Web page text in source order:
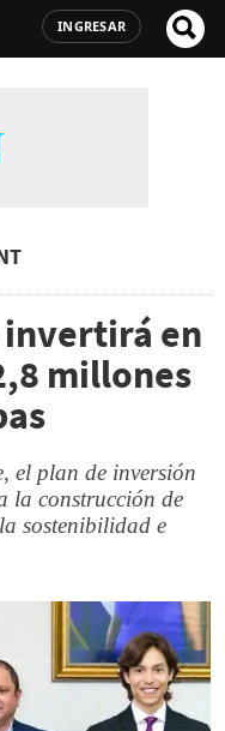
INGRESAR
invertirá en
millones
el plan de inversión
la construcción de
sostenibilidad e